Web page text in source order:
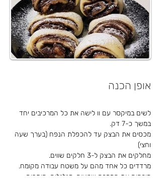
אופן הכנה
לשים במיקסר עם וו לישה את כל המרכיבים יחד
במשך כ-7 דק.
מכסים את הבצק עד להכפלת הנפח (בערך שעה
וחצי)
מחלקים את הבצק ל-3 חלקים שווים.
מרדדים כל אחד מהם על משטח עבודה מקומח.
מורחים את הממרח שרוצים, מגלגלים, חותכים